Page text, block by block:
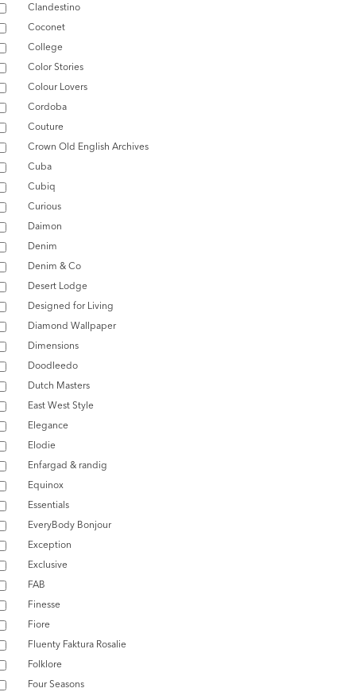
Clandestino
Coconet
College
Color Stories
Colour Lovers
Cordoba
Couture
Crown Old English Archives
Cuba
Cubiq
Curious
Daimon
Denim
Denim & Co
Desert Lodge
Designed for Living
Diamond Wallpaper
Dimensions
Doodleedo
Dutch Masters
East West Style
Elegance
Elodie
Enfargad & randig
Equinox
Essentials
EveryBody Bonjour
Exception
Exclusive
FAB
Finesse
Fiore
Fluenty Faktura Rosalie
Folklore
Four Seasons